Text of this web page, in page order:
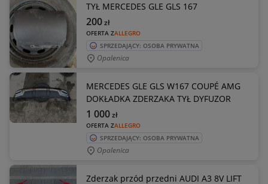
TYŁ MERCEDES GLE GLS 167
OFERTA ZALLEGRO
200zł
SPRZEDAJĄCY: OSOBA PRYWATNA
Opalenica
MERCEDES GLE GLS W167 COUPÉ AMG
DOKŁADKA ZDERZAKA TYŁ DYFUZOR
OFERTA ZALLEGRO
1 000zł
SPRZEDAJĄCY: OSOBA PRYWATNA
Opalenica
Zderzak przód przedni AUDI A3 8V LIFT